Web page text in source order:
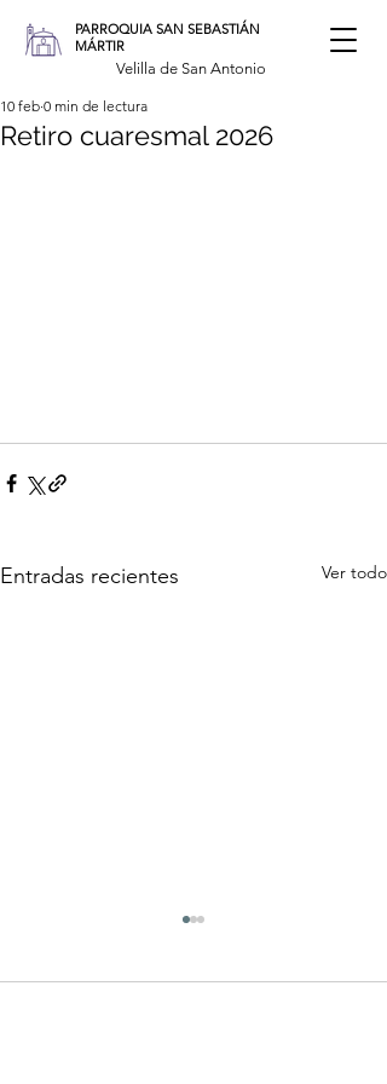
PARROQUIA SAN SEBASTIÁN
MÁRTIR
Velilla de San Antonio
Retiro cuaresmal 2026
10 feb 0 min de lectura
Entradas recientes Ver todo